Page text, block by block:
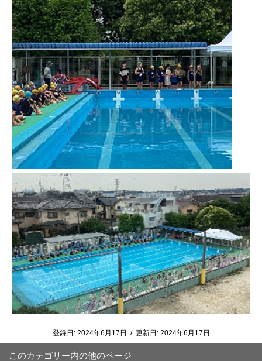
登録日: 2024年6月17日 / 更新日: 2024年6月17日
このカテゴリー内の他のページ